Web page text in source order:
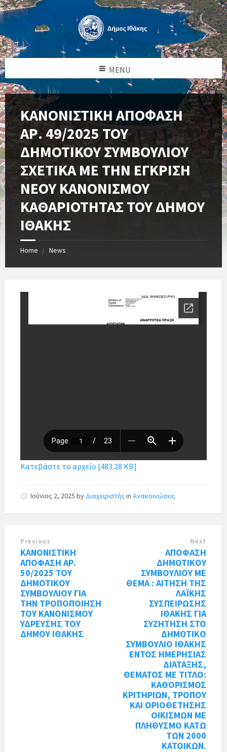
MENU
ΚΑΝΟΝΙΣΤΙΚΗ ΑΠΟΦΑΣΗ
ΑΡ. 49/2025 ΤΟΥ
ΔΗΜΟΤΙΚΟΥ ΣΥΜΒΟΥΛΙΟΥ
ΣΧΕΤΙΚΑ ΜΕ ΤΗΝ ΕΓΚΡΙΣΗ
ΝΕΟΥ ΚΑΝΟΝΙΣΜΟΥ
ΚΑΘΑΡΙΟΤΗΤΑΣ ΤΟΥ ΔΗΜΟΥ
ΙΘΑΚΗΣ
Home News
Κατεβάστε το αρχείο [483.28 KB]
Ιούνιος 2, 2025 by Διαχειριστής in Ανακοινώσεις
Previous
ΚΑΝΟΝΙΣΤΙΚΗ
ΑΠΟΦΑΣΗ ΑΡ.
50/2025 ΤΟΥ
ΔΗΜΟΤΙΚΟΥ
ΣΥΜΒΟΥΛΙΟΥ ΓΙΑ
ΤΗΝ ΤΡΟΠΟΠΟΙΗΣΗ
ΤΟΥ ΚΑΝΟΝΙΣΜΟΥ
ΥΔΡΕΥΣΗΣ ΤΟΥ
ΔΗΜΟΥ ΙΘΑΚΗΣ
Next
ΑΠΟΦΑΣΗ
ΔΗΜΟΤΙΚΟΥ
ΣΥΜΒΟΥΛΙΟΥ ΜΕ
ΘΕΜΑ : ΑΙΤΗΣΗ ΤΗΣ
ΛΑΪΚΗΣ
ΣΥΣΠΕΙΡΩΣΗΣ
ΙΘΑΚΗΣ ΓΙΑ
ΣΥΖΗΤΗΣΗ ΣΤΟ
ΔΗΜΟΤΙΚΟ
ΣΥΜΒΟΥΛΙΟ ΙΘΑΚΗΣ
ΕΝΤΟΣ ΗΜΕΡΗΣΙΑΣ
ΔΙΑΤΑΞΗΣ,
ΘΕΜΑΤΟΣ ΜΕ ΤΙΤΛΟ:
ΚΑΘΟΡΙΣΜΟΣ
ΚΡΙΤΗΡΙΩΝ, ΤΡΟΠΟΥ
ΚΑΙ ΟΡΙΟΘΕΤΗΣΗΣ
ΟΙΚΙΣΜΩΝ ΜΕ
ΠΛΗΘΥΣΜΟ ΚΑΤΩ
ΤΩΝ 2000
ΚΑΤΟΙΚΩΝ.